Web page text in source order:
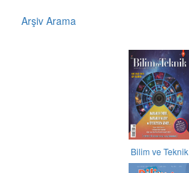
Arşiv Arama
Bilim ve Teknik